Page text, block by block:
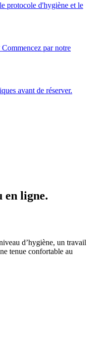
protocole d'hygiène et le
par notre
avant de réserver.
en ligne.
d’hygiène, un travail
tenue confortable au